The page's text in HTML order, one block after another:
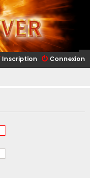
Connexion
Inscription